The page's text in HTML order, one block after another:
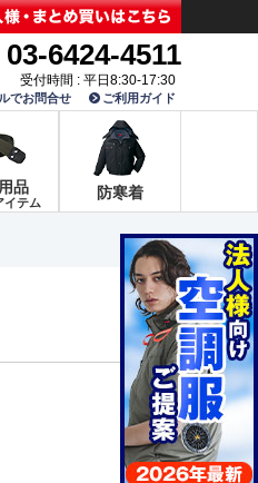
03-6424-4511
受付時間 : 平日8:30-17:30
でお問合せ ご利用ガイド
品
イテム
防寒着